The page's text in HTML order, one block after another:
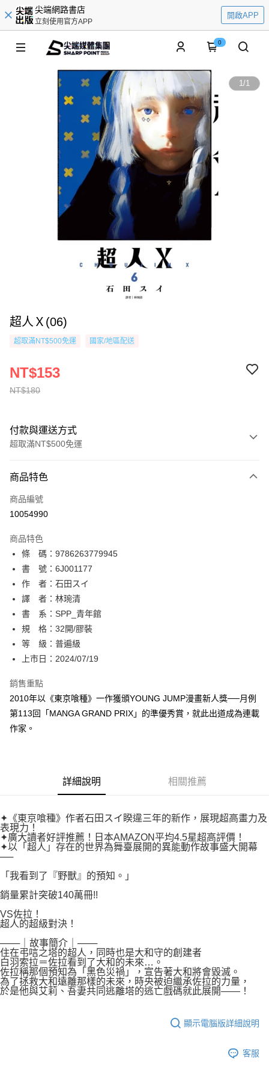
尖端網路書店
立刻使用官方APP
開啟APP
0
1/1
超人Ｘ(06)
超取滿NT$500免運 國家/地區配送
NT$180
NT$153
付款與運送方式
超取滿NT$500免運
信用卡一次付款
超商取貨付款
相關說明
【關於「AFTEE先享後付」】
AFTEE先享後付是「在收到商品之後才付款」的支付方式。 讓您購物簡單
便利好安心！
１．簡單：不需註冊會員、不需綁卡、不需儲值。
２．便利：只要手機號碼，簡訊認證，即可結帳。
３．安心：先確認商品／服務後，再付款。
【「AFTEE先享後付」結帳流程】
１．於結帳方式選擇「AFTEE先享後付」後，將跳轉至「AFTEE先享後付」
結帳頁面，進行簡訊認證並確認金額後，即可完成結帳。
２．訂單成立數日內，您將收到繳費通知簡訊。
ATM／網路銀行／等多元方式進行付款，方視為交易完成。
※ 請注意：結帳手續完成當下不需立刻繳費，但若您需要取消訂單，請聯絡
購買商品的店家。未經商家同意取消之訂單仍視為有效，需透過AFTEE先享
後付繳納相關費用。
※ 交易是否成功請以「AFTEE先享後付 」之結帳頁面顯示為準，若有關於
１．透過由恩沛科技股份有限公司提供之「AFTEE先享後付」服務完成之交
易，需依本服務之必要範圍內提供個人資料，並將交易相關給付款項請求債
２．關於個人資料處理事宜，請瀏覽以下網址：
https://aftee.tw/terms/#terms3
３．未成年的使用者請事先徵得法定代理人或監護人之同意方可使用
「AFTEE先享後付」，若未經同意申辦者引起之損失，本公司不負相關責
４．使用「AFTEE先享後付」時，將依據個別帳號之用戶狀況，依本公司即
時審查核予不同之上限額度；若仍有額度不足之情形，本公司將視審查結果
請求用戶進行身份認證。
恩沛科技股份有限公司將有權停止該用戶之使用額度並採取法律行動。
ATM付款
運送方式
全家取貨付款
每筆NT$80，滿NT$500(含以上)免運費
付款後全家取貨
每筆NT$80，滿NT$500(含以上)免運費
付款後萊爾富取貨
每筆NT$80，滿NT$500(含以上)免運費
每筆NT$80，滿NT$500(含以上)免運費
宅配
商品特色
商品編號
10054990
商品特色
條 碼：9786263779945
書 號：6J001177
作 者：石田スイ
譯 者：林琬清
書 系：SPP_青年館
規 格：32開/膠裝
等 級：普遍級
上市日：2024/07/19
銷售重點
2010年以《東京喰種》一作獲頒YOUNG JUMP漫畫新人獎──月例
第113回「MANGA GRAND PRIX」的準優秀賞，就此出道成為連載
作家。
詳細說明 相關推薦
✦《東京喰種》作者石田スイ睽違三年的新作，展現超高畫力及
表現力！
✦廣大讀者好評推薦！日本AMAZON平均4.5星超高評價！
✦以「超人」存在的世界為舞臺展開的異能動作故事盛大開幕
──
「我看到了『野獸』的預知。」
銷量累計突破140萬冊!!
VS佐拉！
超人的超級對決！
───｜故事簡介｜───
住在弔唁之塔的超人，同時也是大和守的創建者
白羽索拉＝佐拉看到了大和的未來…。
佐拉稱那個預知為「黑色災禍」，宣告著大和將會毀滅。
為了拯救大和遠離那樣的未來，時央被迫繼承佐拉的力量，
於是他與艾莉、吾妻共同逃離塔的逃亡戲碼就此展開――！
顯示電腦版詳細說明
客服